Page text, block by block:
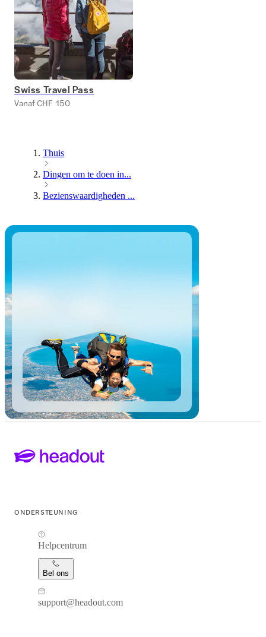
Swiss Travel Pass
Vanaf CHF 150
Thuis
Dingen om te doen in...
Bezienswaardigheden ...
ONDERSTEUNING
Helpcentrum
Bel ons
support@headout.com